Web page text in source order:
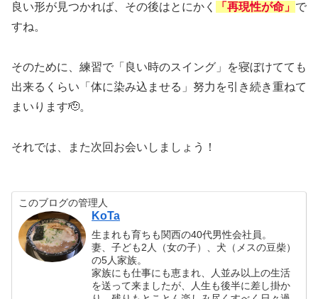
良い形が見つかれば、その後はとにかく 「再現性が命」 で
すね。
そのために、練習で「良い時のスイング」を寝ぼけてても
出来るくらい「体に染み込ませる」努力を引き続き重ねて
まいります🫡。
それでは、また次回お会いしましょう！
このブログの管理人
KoTa
生まれも育ちも関西の40代男性会社員。
妻、子ども2人（女の子）、犬（メスの豆柴）
の5人家族。
家族にも仕事にも恵まれ、人並み以上の生活
を送って来ましたが、人生も後半に差し掛か